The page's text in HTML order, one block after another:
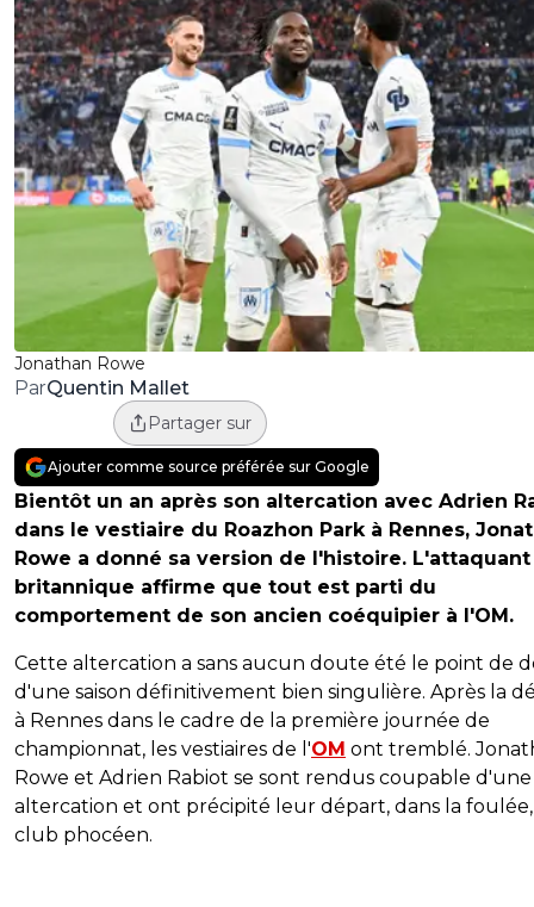
Jonathan Rowe
ParQuentin Mallet
Partager sur
Ajouter comme source préférée sur Google
Bientôt un an après son altercation avec Adrien
dans le vestiaire du Roazhon Park à Rennes,
Rowe a donné sa version de l'histoire. L'attaquant
britannique affirme que tout est parti du
comportement de son ancien coéquipier à l'OM.
Cette altercation a sans aucun doute été le point de
d'une saison définitivement bien singulière. Après la
à Rennes dans le cadre de la première journée de
championnat, les vestiaires de l'OM ont tremblé.
Rowe et Adrien Rabiot se sont rendus coupable d'une
altercation et ont précipité leur départ, dans la
club phocéen.